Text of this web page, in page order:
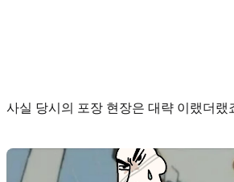
사실 당시의 포장 현장은 대략 이랬더랬